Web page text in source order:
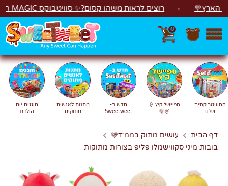
דלג רוצים לראות משהו קסום?✨ סוויטבוקס MAGIC הפך ל"מכונת משחקים"! 🎁🕹️
0
חפשחיפוש
הסוויטבוקסים
שלנו
ספיישל קיץ 🍦
🍧🌞
חדש ב-
Sweetweet
מתנות לאנשים
מתוקים
חוגגים יום
הולדת
דף הבית
עושים מתוק בממ״ד🩵
בובות מיני סקווישמלו פליפ בצורות מתוקות